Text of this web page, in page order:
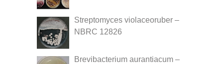
Streptomyces violaceoruber –
NBRC 12826
Brevibacterium aurantiacum –